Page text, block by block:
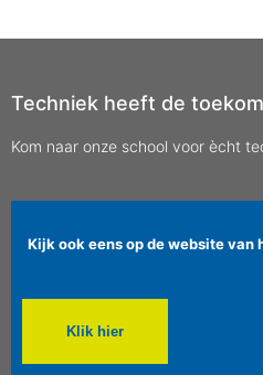
Techniek heeft de
Kom naar onze school voor ècht
Kijk ook eens op de website van
Klik hier